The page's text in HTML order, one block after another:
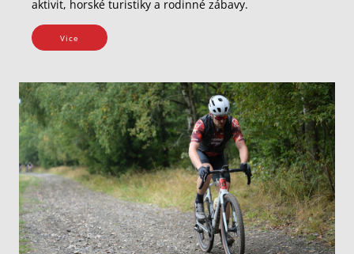
aktivit, horské turistiky a rodinné zábavy.
Vice